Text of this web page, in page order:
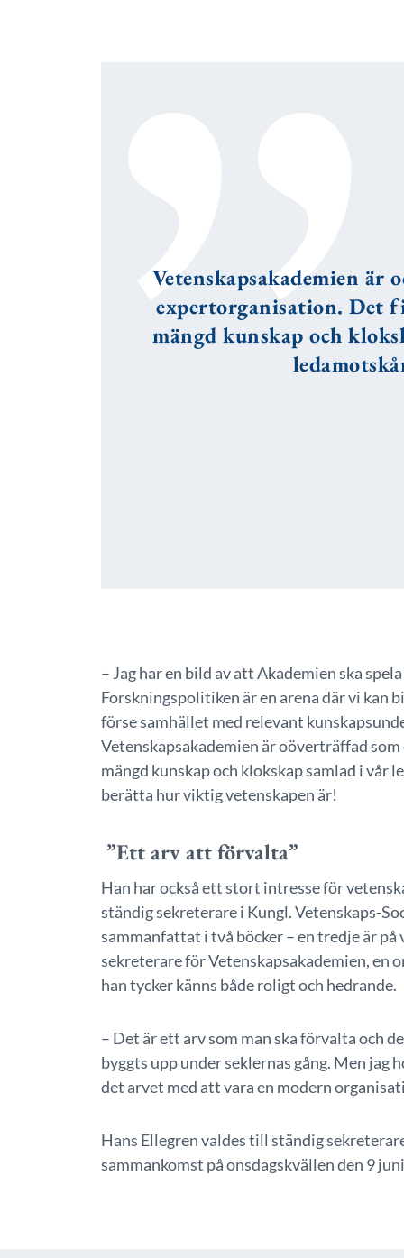
Vetenskapsakademien är
expertorganisation. Det
mängd kunskap och
– Jag har en bild av att Akademien ska
Forskningspolitiken är en arena där vi kan
förse samhället med relevant
Vetenskapsakademien är oöverträffad
mängd kunskap och klokskap samlad i vår
berätta hur viktig vetenskapen är!
”Ett arv att förvalta”
Han har också ett stort intresse för
ständig sekreterare i Kungl. Vetenskaps-
sammanfattat i två böcker – en tredje är
sekreterare för Vetenskapsakademien, en
han tycker känns både roligt och hedrande.
– Det är ett arv som man ska förvalta och
byggts upp under seklernas gång. Men jag
det arvet med att vara en modern
Hans Ellegren valdes till ständig
sammankomst på onsdagskvällen den 9